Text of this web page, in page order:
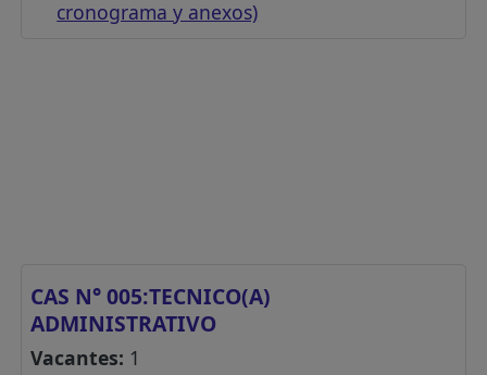
cronograma y anexos)
CAS N° 005:TECNICO(A)
ADMINISTRATIVO
Vacantes: 1